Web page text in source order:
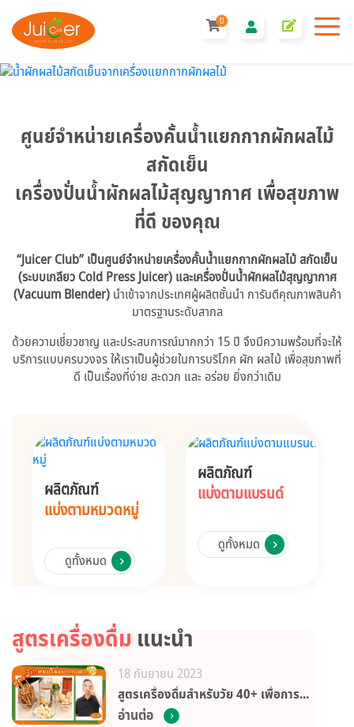
0
ศูนย์จำหน่ายเครื่องคั้นน้ำแยกกากผักผลไม้
สกัดเย็น
เครื่องปั่นน้ำผักผลไม้สุญญากาศ เพื่อสุขภาพ
ที่ดี ของคุณ
“Juicer Club” เป็นศูนย์จำหน่ายเครื่องคั้นน้ำแยกกากผักผลไม้ สกัดเย็น
(ระบบเกลียว Cold Press Juicer) และเครื่องปั่นน้ำผักผลไม้สุญญากาศ
(Vacuum Blender)นำเข้าจากประเทศผู้ผลิตชั้นนำ การันตีคุณภาพสินค้า
มาตรฐานระดับสากล
ด้วยความเชี่ยวชาญ และประสบการณ์มากกว่า 15 ปี จึงมีความพร้อมที่จะให้
บริการแบบครบวงจร ให้เราเป็นผู้ช่วยในการบริโภค ผัก ผลไม้ เพื่อสุขภาพที่
ดี เป็นเรื่องที่ง่าย สะดวก และ อร่อย ยิ่งกว่าเดิม
ผลิตภัณฑ์
แบ่งตามหมวดหมู่
ดูทั้งหมด
ผลิตภัณฑ์
แบ่งตามแบรนด์
ดูทั้งหมด
สูตรเครื่องดื่ม แนะนำ
18 กันยายน 2023
สูตรเครื่องดื่มสำหรับวัย 40+ เพื่อการดูแลสุขภาพอย่างยั่งยืน
อ่านต่อ